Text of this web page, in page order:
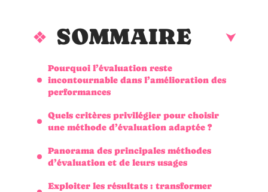
SOMMAIRE
Pourquoi l’évaluation reste
incontournable dans l’amélioration des
performances
Quels critères privilégier pour choisir
une méthode d’évaluation adaptée ?
Panorama des principales méthodes
d’évaluation et de leurs usages
Exploiter les résultats : transformer